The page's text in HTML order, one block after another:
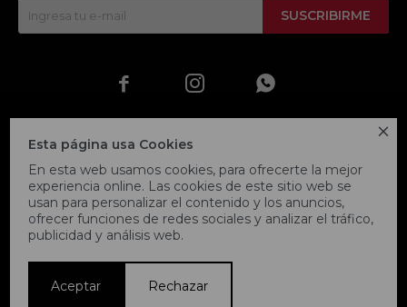

Esta página usa Cookies
En esta web usamos cookies, para ofrecerte la mejor
experiencia online. Las cookies de este sitio web se
usan para personalizar el contenido y los anuncios,
ofrecer funciones de redes sociales y analizar el tráfico,
publicidad y análisis web.
Aceptar Rechazar
SUSCRIBIRME
  